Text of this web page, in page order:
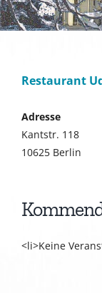
Restaurant
Adresse
Kantstr. 118
10625 Berlin
<li>Keine